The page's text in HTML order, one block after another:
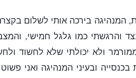
המנהיגה בירכה אותי לשלום
והרגשתי כמו גלגל חמישי,
ולא יכולתי שלא לחשוד
ובעיני המנהיגה ואני